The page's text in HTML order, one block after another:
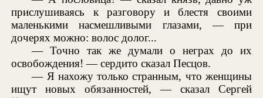
прислушиваясь к разговору и блестя своими
маленькими насмешливыми глазами, — при
дочерях можно: волос долог...
— Точно так же думали о неграх до их
освобождения! — сердито сказал Песцов.
— Я нахожу только странным, что женщины
ищут новых обязанностей, — сказал Сергей